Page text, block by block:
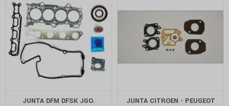
JUNTA DFM DFSK JGO.
JUNTA CITROEN - PEUGEOT